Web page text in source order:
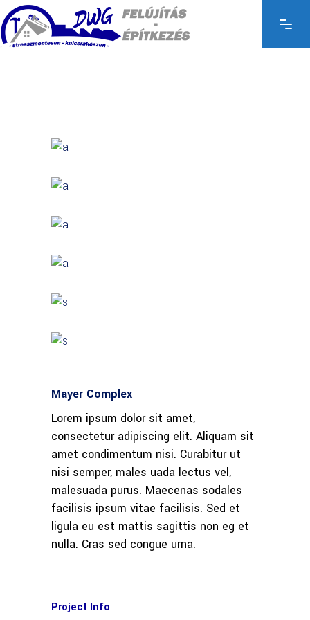
Mayer Complex
Lorem ipsum dolor sit amet,
consectetur adipiscing elit. Aliquam sit
amet condimentum nisi. Curabitur ut
nisi semper, males uada lectus vel,
malesuada purus. Maecenas sodales
facilisis ipsum vitae facilisis. Sed et
ligula eu est mattis sagittis non eg et
nulla. Cras sed congue urna.
Project Info